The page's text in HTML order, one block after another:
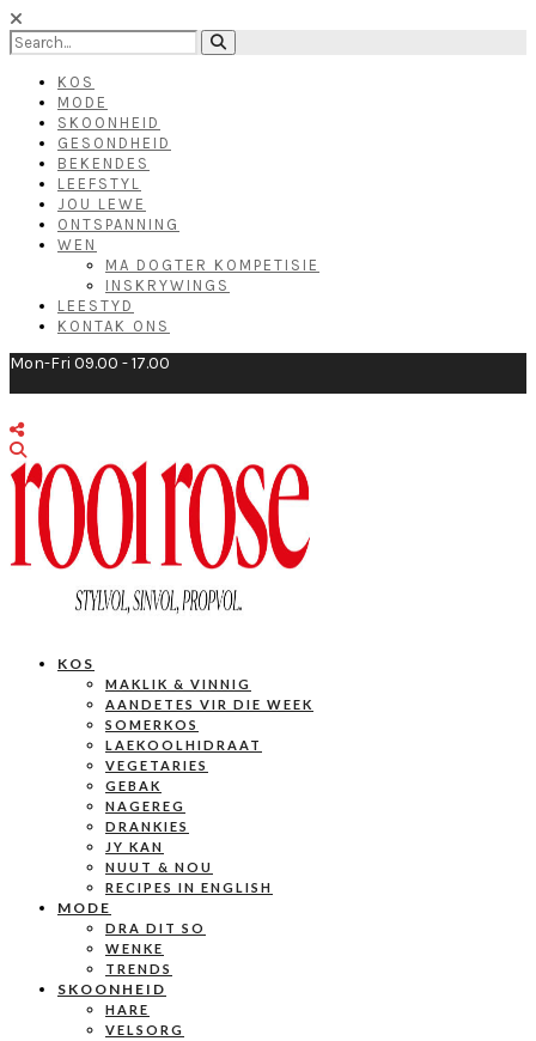
KOS
MODE
SKOONHEID
GESONDHEID
BEKENDES
LEEFSTYL
JOU LEWE
ONTSPANNING
WEN
MA DOGTER KOMPETISIE
INSKRYWINGS
LEESTYD
KONTAK ONS
Mon-Fri 09.00 - 17.00
KOS
MAKLIK & VINNIG
AANDETES VIR DIE WEEK
SOMERKOS
LAEKOOLHIDRAAT
VEGETARIES
GEBAK
NAGEREG
DRANKIES
JY KAN
NUUT & NOU
RECIPES IN ENGLISH
MODE
DRA DIT SO
WENKE
TRENDS
SKOONHEID
HARE
VELSORG